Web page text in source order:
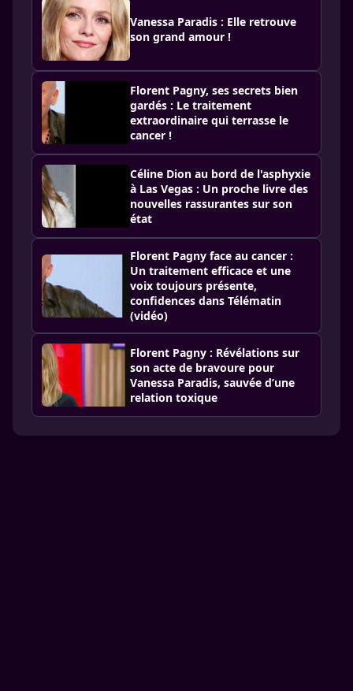
Vanessa Paradis : Elle retrouve
son grand amour !
Florent Pagny, ses secrets bien
gardés : Le traitement
extraordinaire qui terrasse le
cancer !
Céline Dion au bord de l'asphyxie
à Las Vegas : Un proche livre des
nouvelles rassurantes sur son
état
Florent Pagny face au cancer :
Un traitement efficace et une
voix toujours présente,
confidences dans Télématin
(vidéo)
Florent Pagny : Révélations sur
son acte de bravoure pour
Vanessa Paradis, sauvée d’une
relation toxique